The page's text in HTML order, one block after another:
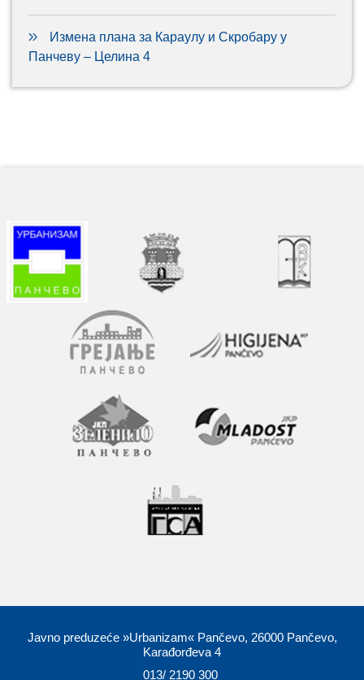
Измена плана за Караулу и Скробару у
Панчеву – Целина 4
Javno preduzeće »Urbanizam« Pančevo, 26000 Pančevo,
Karađorđeva 4
013/ 2190 300